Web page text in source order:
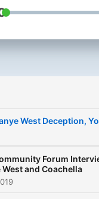
West Deception,
Forum
West and Coachella